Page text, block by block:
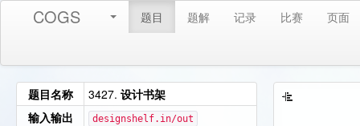
COGS 题目 题解 记录 比赛 页面
题目名称 3427. 设计书架
输入输出
designshelf.in/out